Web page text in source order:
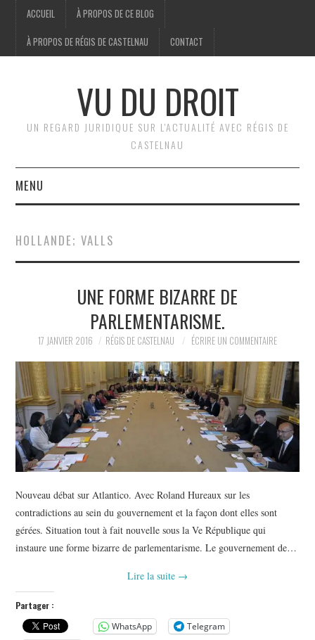
ACCUEIL À PROPOS DE CE BLOG
À PROPOS DE RÉGIS DE CASTELNAU CONTACT
VU DU DROIT
UN REGARD JURIDIQUE SUR L'ACTUALITÉ AVEC RÉGIS DE
CASTELNAU
MENU
BRÈVES
JURIDIQUE
HISTOIRE
CULTURE
SPORT
HOLLANDE; VALLS
UNE FORME BIZARRE DE
PARLEMENTARISME.
17 JANVIER 2016 RÉGIS DE CASTELNAU ÉCRIRE UN COMMENTAIRE
Nouveau débat sur Atlantico. Avec Roland Hureaux sur les
contradictions au sein du gouvernement et la façon dont elles sont
gérées. Situation tout à fait nouvelle sous la Ve République qui
instaure une forme bizarre de parlementarisme. Le gouvernement de…
Lire la suite →
Partager :
WhatsApp
Telegram